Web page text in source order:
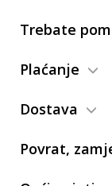
Trebate
Plaćanje
Dostava
Povrat,